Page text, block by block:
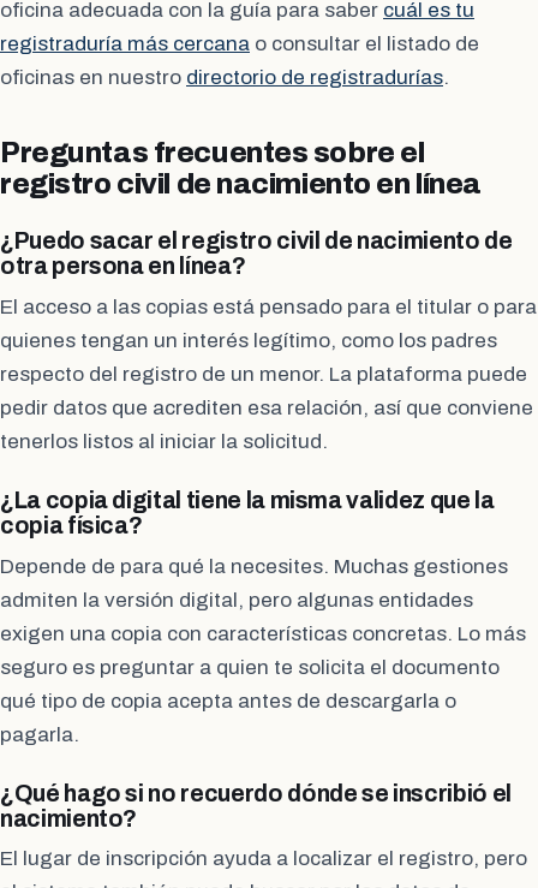
oficina adecuada con la guía para saber cuál es tu
registraduría más cercana o consultar el listado de
oficinas en nuestro directorio de registradurías.
Preguntas frecuentes sobre el
registro civil de nacimiento en línea
¿Puedo sacar el registro civil de nacimiento de
otra persona en línea?
El acceso a las copias está pensado para el titular o para
quienes tengan un interés legítimo, como los padres
respecto del registro de un menor. La plataforma puede
pedir datos que acrediten esa relación, así que conviene
tenerlos listos al iniciar la solicitud.
¿La copia digital tiene la misma validez que la
copia física?
Depende de para qué la necesites. Muchas gestiones
admiten la versión digital, pero algunas entidades
exigen una copia con características concretas. Lo más
seguro es preguntar a quien te solicita el documento
qué tipo de copia acepta antes de descargarla o
pagarla.
¿Qué hago si no recuerdo dónde se inscribió el
nacimiento?
El lugar de inscripción ayuda a localizar el registro, pero